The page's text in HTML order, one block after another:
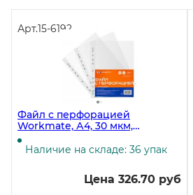
Арт.15-6192
Файл с перфорацией
Workmate, А4, 30 мкм,
глянцевый, 100 штук в
упаковке
Наличие на складе: 36 упак
Цена 326.70 руб